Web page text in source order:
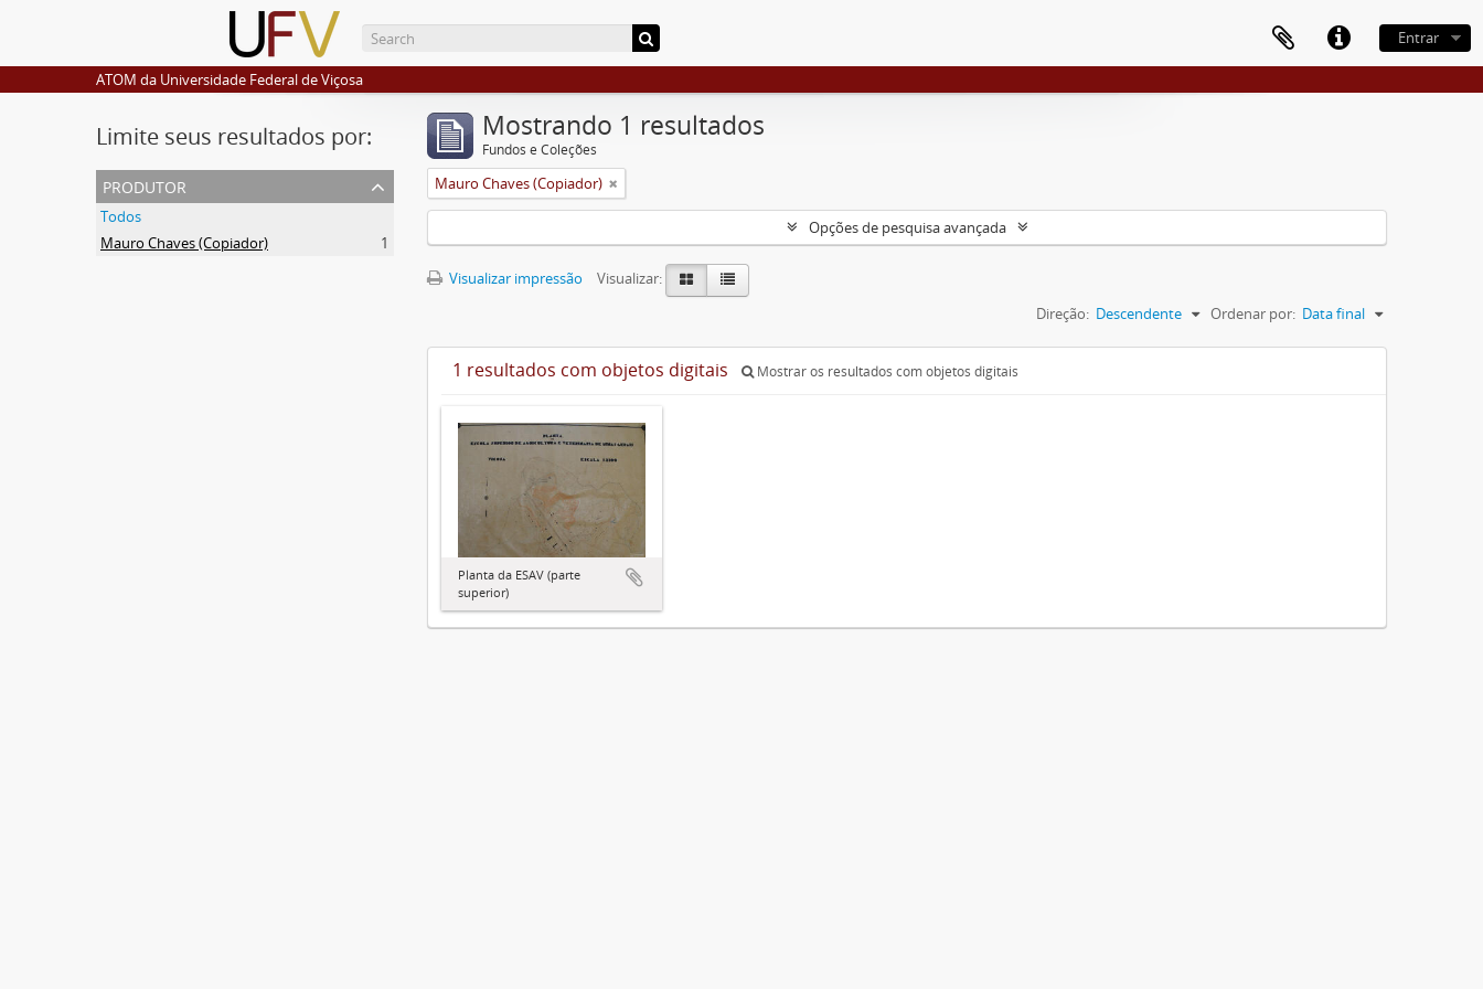
Entrar
ATOM da Universidade Federal de Viçosa
Limite seus resultados por:
produtor
Todos
Mauro Chaves (Copiador)
1
Mostrando 1 resultados
Fundos e Coleções
Mauro Chaves (Copiador)
Opções de pesquisa avançada
Visualizar impressão
Visualizar:
Ordenar por: Data final
Direção: Descendente
1 resultados com objetos digitais Mostrar os resultados com objetos digitais
Planta da ESAV (parte
superior)